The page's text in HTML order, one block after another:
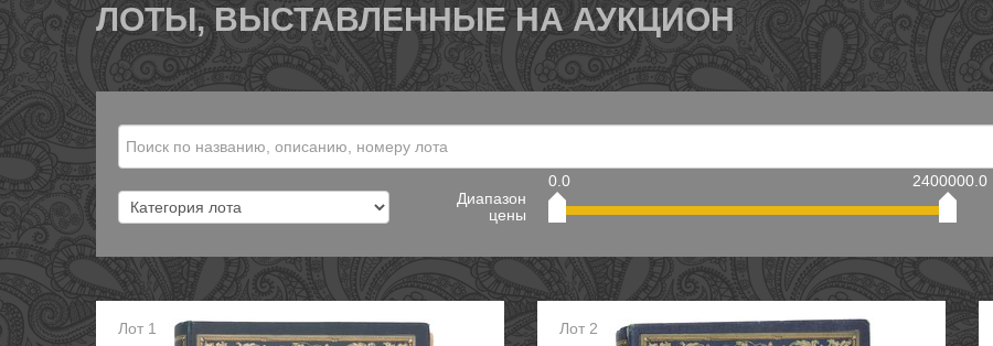
ЛОТЫ, ВЫСТАВЛЕННЫЕ НА АУКЦИОН
Диапазон
цены
0.0
2400000.0
Лот 1 Лот 2